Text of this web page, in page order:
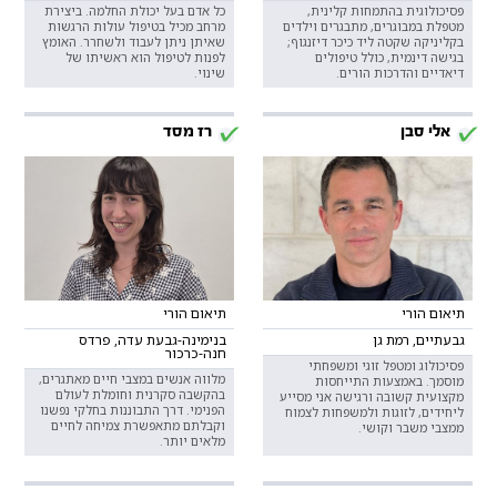
פסיכולוגית בהתמחות קלינית,
מטפלת במבוגרים, מתבגרים וילדים
בקליניקה שקטה ליד כיכר דיזנגוף;
בגישה דינמית, כולל טיפולים
דיאדיים והדרכות הורים.
כל אדם בעל יכולת החלמה. ביצירת
מרחב מכיל בטיפול עולות הרגשות
שאיתן ניתן לעבוד ולשחרר. האומץ
לפנות לטיפול הוא ראשיתו של
שינוי.
אלי סבן
תיאום הורי
גבעתיים, רמת גן
פסיכולוג ומטפל זוגי ומשפחתי
מוסמך. באמצעות התייחסות
מקצועית קשובה ורגישה אני מסייע
ליחידים, לזוגות ולמשפחות לצמוח
ממצבי משבר וקושי.
רז מסד
תיאום הורי
בנימינה-גבעת עדה, פרדס
חנה-כרכור
מלווה אנשים במצבי חיים מאתגרים,
בהקשבה סקרנית וחומלת לעולם
הפנימי. דרך התבוננות בחלקי נפשנו
וקבלתם מתאפשרת צמיחה לחיים
מלאים יותר.